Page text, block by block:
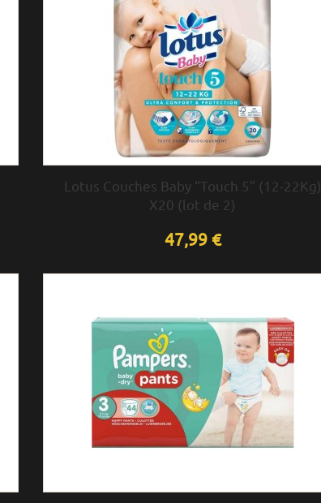
Lotus Couches Baby “Touch 5” (12-22Kg)
X20 (lot de 2)
47,99 €